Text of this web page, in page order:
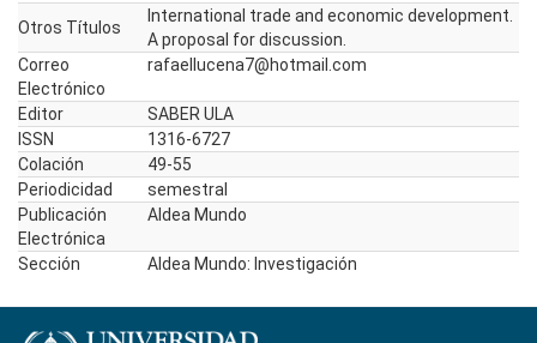
Otros Títulos
International trade and economic development.
A proposal for discussion.
Correo
Electrónico
rafaellucena7@hotmail.com
Editor
SABER ULA
ISSN
1316-6727
Colación
49-55
Periodicidad
semestral
Publicación
Electrónica
Aldea Mundo
Sección Aldea Mundo: Investigación